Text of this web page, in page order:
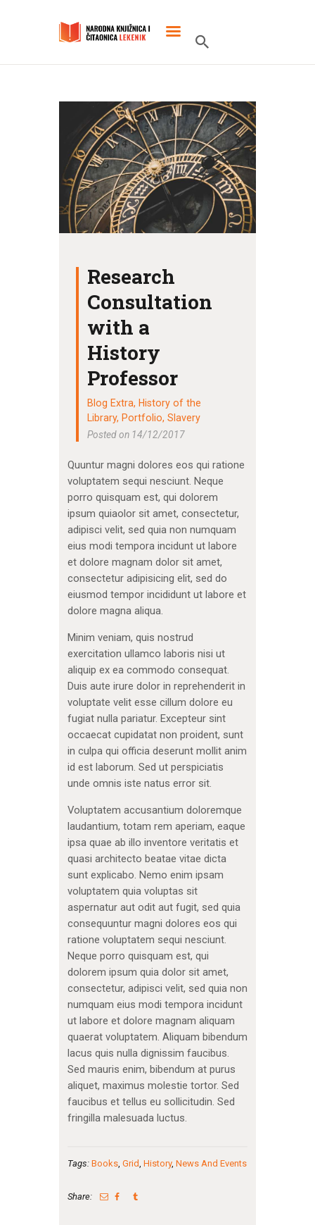
POČETNA
O KNJIŽNICI
SLUŽBENI DOKUMENTI
PROJEKTI
Research
Consultation
with a
History
Professor
Blog Extra, History of the
Library, Portfolio,Slavery
Posted on 14/12/2017
Quuntur magni dolores eos qui ratione
voluptatem sequi nesciunt. Neque
porro quisquam est, qui dolorem
ipsum quiaolor sit amet, consectetur,
adipisci velit, sed quia non numquam
eius modi tempora incidunt ut labore
et dolore magnam dolor sit amet,
consectetur adipisicing elit, sed do
eiusmod tempor incididunt ut labore et
dolore magna aliqua.
Minim veniam, quis nostrud
exercitation ullamco laboris nisi ut
aliquip ex ea commodo consequat.
Duis aute irure dolor in reprehenderit in
voluptate velit esse cillum dolore eu
fugiat nulla pariatur. Excepteur sint
occaecat cupidatat non proident, sunt
in culpa qui officia deserunt mollit anim
id est laborum. Sed ut perspiciatis
unde omnis iste natus error sit.
Voluptatem accusantium doloremque
laudantium, totam rem aperiam, eaque
ipsa quae ab illo inventore veritatis et
quasi architecto beatae vitae dicta
sunt explicabo. Nemo enim ipsam
voluptatem quia voluptas sit
aspernatur aut odit aut fugit, sed quia
consequuntur magni dolores eos qui
ratione voluptatem sequi nesciunt.
Neque porro quisquam est, qui
dolorem ipsum quia dolor sit amet,
consectetur, adipisci velit, sed quia non
numquam eius modi tempora incidunt
ut labore et dolore magnam aliquam
quaerat voluptatem. Aliquam bibendum
lacus quis nulla dignissim faucibus.
Sed mauris enim, bibendum at purus
aliquet, maximus molestie tortor. Sed
faucibus et tellus eu sollicitudin. Sed
fringilla malesuada luctus.
Tags: Books, Grid, History, News And Events
Share: